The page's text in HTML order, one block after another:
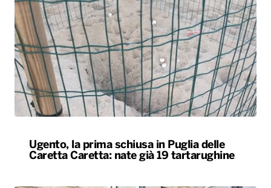
Ugento, la prima schiusa in Puglia delle
Caretta Caretta: nate già 19 tartarughine